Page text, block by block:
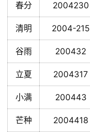
春分 2004230
清明 2004-215
谷雨 200432
立夏 2004317
小满 200443
芒种 2004418